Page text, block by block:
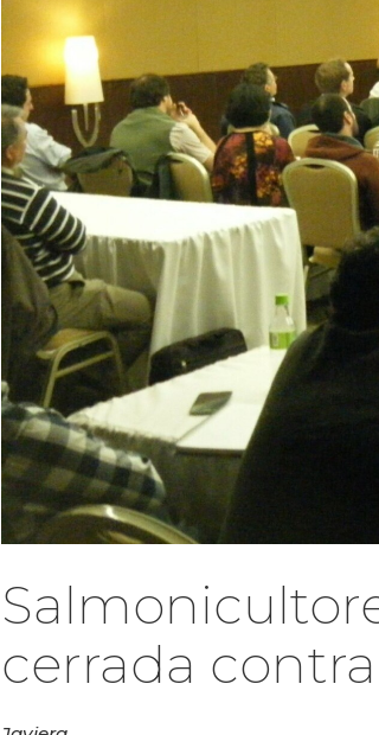
cerrada